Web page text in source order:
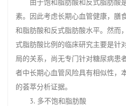
由于饱和脂肪酸和反式脂肪酸是
素。因此考虑长期心血管健康，膳
和脂肪酸和反式脂肪酸水平。然而
式脂肪酸比例的临床研究主要是针
局的关系，尚无专门针对糖尿病患
者中长期心血管风险具有相似性，
的荟萃分析证据。
3. 多不饱和脂肪酸